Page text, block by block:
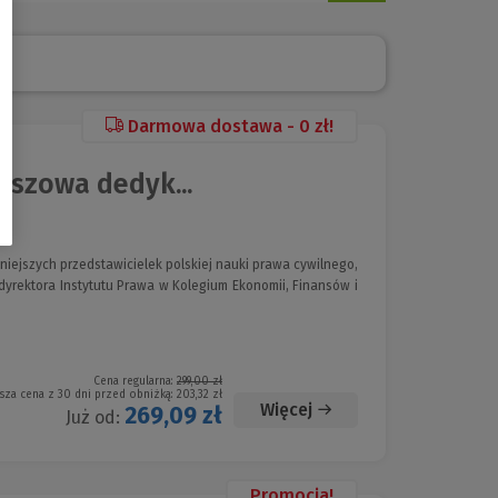
Darmowa dostawa - 0 zł!
dedyk...
przedstawicielek polskiej nauki prawa cywilnego,
Instytutu Prawa w Kolegium Ekonomii, Finansów i
Cena regularna: 299,00 zł
cena z 30 dni przed obniżką: 203,32 zł
Już od: 269,09 zł Więcej